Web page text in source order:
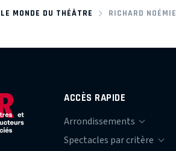
LE MONDE DU THÉÂTRE RICHARD NOÉMIE
ACCÈS RAPIDE